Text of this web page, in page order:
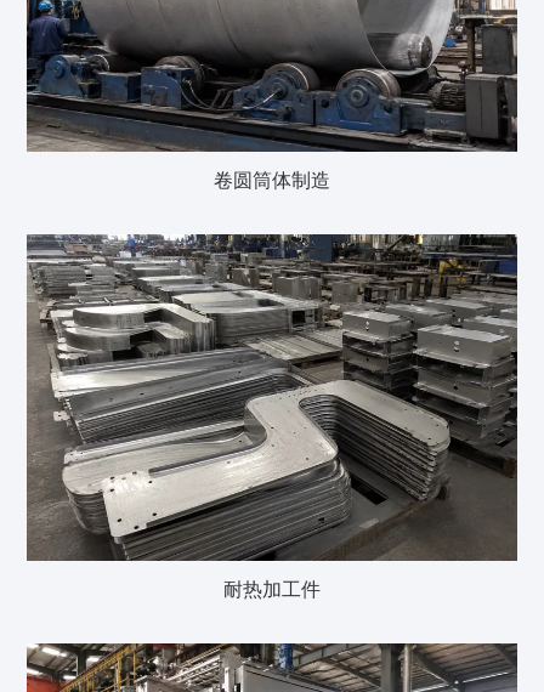
卷圆筒体制造
耐热加工件